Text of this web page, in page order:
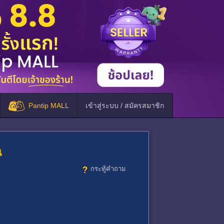
Pantip MALL เข้าสู่ระบบ / สมัครสมาชิก
กระทู้คำถาม